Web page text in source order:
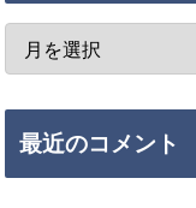
最近のコメント